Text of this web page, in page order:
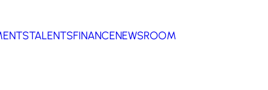
TALENTSFINANCENEWSROOM